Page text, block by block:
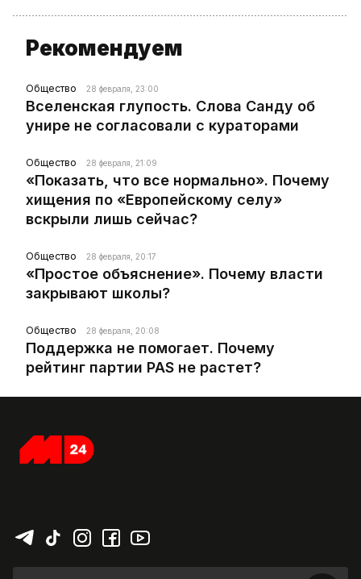
Рекомендуем
Общество 28 февраля, 23:00
Вселенская глупость. Слова Санду об
унире не согласовали с кураторами
Общество 28 февраля, 21:09
«Показать, что все нормально». Почему
хищения по «Европейскому селу»
вскрыли лишь сейчас?
Общество 28 февраля, 20:17
«Простое объяснение». Почему власти
закрывают школы?
Общество 28 февраля, 20:08
Поддержка не помогает. Почему
рейтинг партии PAS не растет?